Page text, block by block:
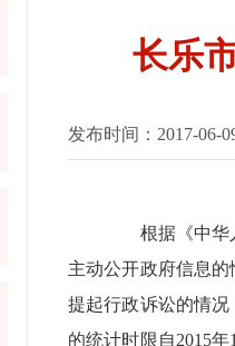
长乐
发布时间：2017-06-
根据《中华人民
主动公开政府信息
提起行政诉讼的情
的统计时限自2015